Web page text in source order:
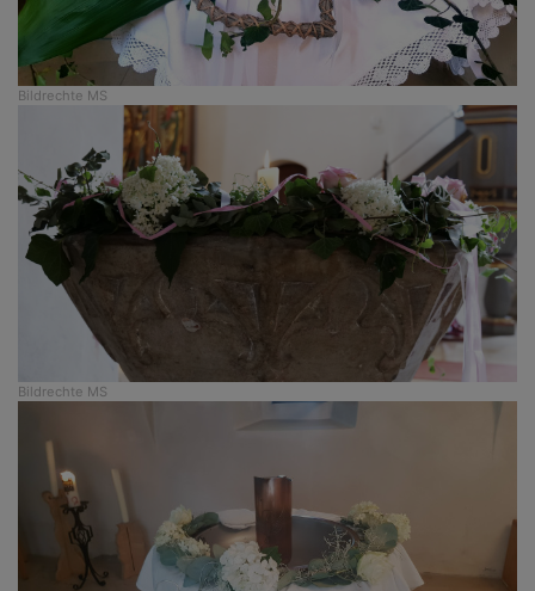
Bildrechte MS
Bildrechte MS